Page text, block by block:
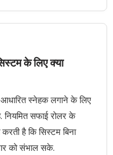
के लिए क्या
स्नेहक लगाने के लिए
सफाई रोलर के
है कि सिस्टम बिना
को संभाल सके.